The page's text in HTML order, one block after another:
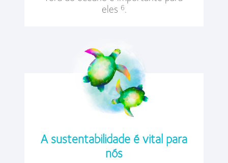
eles 6.
A sustentabilidade é vital para
nós